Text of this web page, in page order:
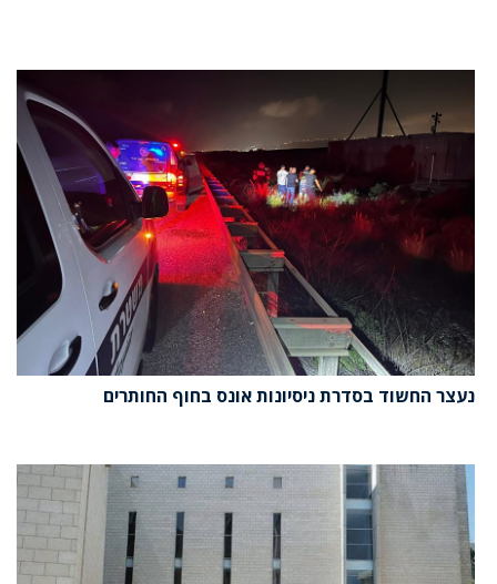
נעצר החשוד בסדרת ניסיונות אונס בחוף החותרים